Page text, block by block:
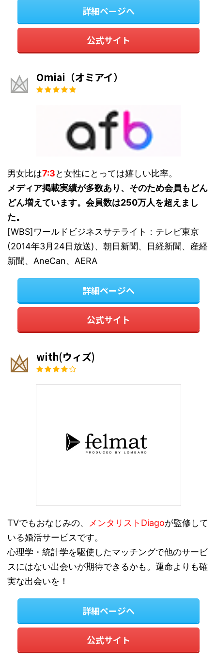
詳細ページへ
公式サイト
Omiai（オミアイ）
男女比は7:3と女性にとっては嬉しい比率。
メディア掲載実績が多数あり、そのため会員もどん
どん増えています。会員数は250万人を超えまし
た。
[WBS]ワールドビジネスサテライト：テレビ東京
(2014年3月24日放送)、朝日新聞、日経新聞、産経
新聞、AneCan、AERA
詳細ページへ
公式サイト
with(ウィズ)
TVでもおなじみの、 メンタリストDiagoが監修して
いる婚活サービスです。
心理学・統計学を駆使したマッチングで他のサービ
スにはない出会いが期待できるかも。運命よりも確
実な出会いを！
詳細ページへ
公式サイト